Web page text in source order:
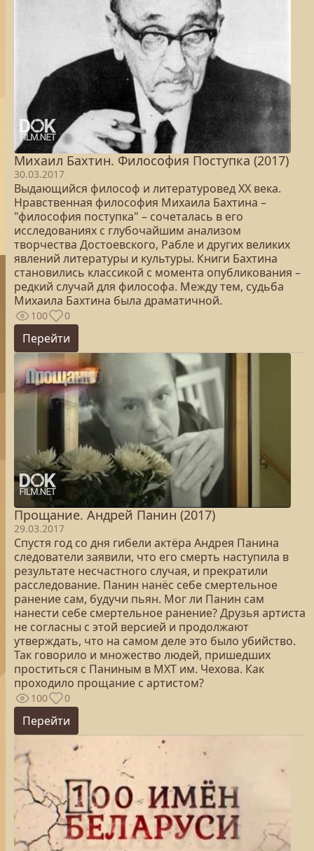
Михаил Бахтин. Философия Поступка (2017)
30.03.2017
Выдающийся философ и литературовед ХХ века.
Нравственная философия Михаила Бахтина –
"философия поступка" – сочеталась в его
исследованиях с глубочайшим анализом
творчества Достоевского, Рабле и других великих
явлений литературы и культуры. Книги Бахтина
становились классикой с момента опубликования –
редкий случай для философа. Между тем, судьба
Михаила Бахтина была драматичной.
100 0
Перейти
Прощание. Андрей Панин (2017)
29.03.2017
Спустя год со дня гибели актёра Андрея Панина
следователи заявили, что его смерть наступила в
результате несчастного случая, и прекратили
расследование. Панин нанёс себе смертельное
ранение сам, будучи пьян. Мог ли Панин сам
нанести себе смертельное ранение? Друзья артиста
не согласны с этой версией и продолжают
утверждать, что на самом деле это было убийство.
Так говорило и множество людей, пришедших
проститься с Паниным в МХТ им. Чехова. Как
проходило прощание с артистом?
100 0
Перейти